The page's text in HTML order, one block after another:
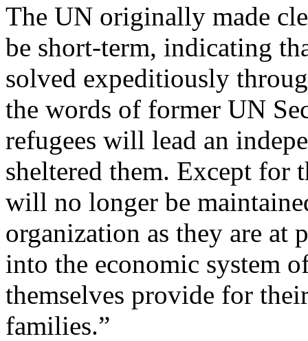
The UN originally made
be short-term, indicating
solved expeditiously
the words of former UN
refugees will lead an
sheltered them. Except for
will no longer be
organization as they are at
into the economic system
themselves provide for
families.”